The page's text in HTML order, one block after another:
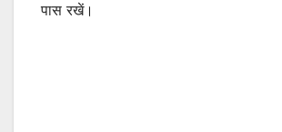
पास रखें।